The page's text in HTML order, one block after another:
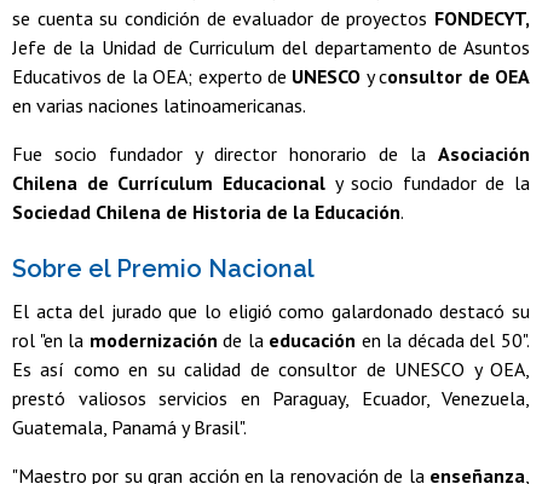
se cuenta su condición de evaluador de proyectos FONDECYT,
Jefe de la Unidad de Curriculum del departamento de Asuntos
Educativos de la OEA; experto de UNESCO y consultor de OEA
en varias naciones latinoamericanas.
Fue socio fundador y director honorario de la Asociación
Chilena de Currículum Educacionaly socio fundador de la
Sociedad Chilena de Historia de la Educación.
Sobre el Premio Nacional
El acta del jurado que lo eligió como galardonado destacó su
rol "en la modernización de la educación en la década del 50".
Es así como en su calidad de consultor de UNESCO y OEA,
prestó valiosos servicios en Paraguay, Ecuador, Venezuela,
Guatemala, Panamá y Brasil".
"Maestro por su gran acción en la renovación de la enseñanza,